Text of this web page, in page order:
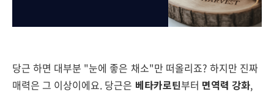
당근 하면 대부분 "눈에 좋은 채소"만 떠올리죠? 하지만 진짜
매력은 그 이상이에요. 당근은 베타카로틴부터 면역력 강화,